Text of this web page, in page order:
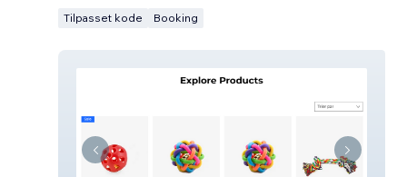
Tilpasset kode Booking